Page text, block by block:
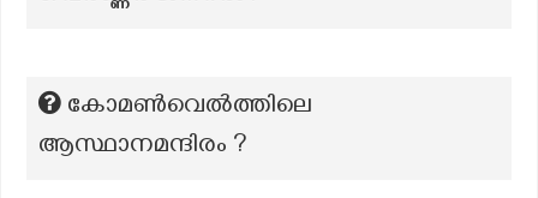
കോമൺവെൽത്തിലെ
ആസ്ഥാനമന്ദിരം ?